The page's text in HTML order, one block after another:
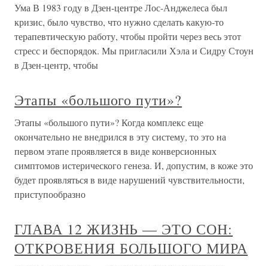
Ума В 1983 году в Дзен-центре Лос-Анджелеса был
кризис, было чувство, что нужно сделать какую-то
терапевтическую работу, чтобы пройти через весь этот
стресс и беспорядок. Мы пригласили Хэла и Сидру Стоун
в Дзен-центр, чтобы
Этапы «большого пути»?
Этапы «большого пути»? Когда комплекс еще
окончательно не внедрился в эту систему, то это на
первом этапе проявляется в виде конверсионных
симптомов истерического генеза. И, допустим, в коже это
будет проявляться в виде нарушений чувствительности,
приступообразно
ГЛАВА 12 ЖИЗНЬ — ЭТО СОН:
ОТКРОВЕНИЯ БОЛЬШОГО МИРА